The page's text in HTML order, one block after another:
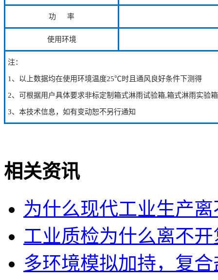
功 率
使用环境
注：
1、以上数据均在使用环境温度25℃时且通风良好条件下测得
2、可根据用户具体要求非标定制箱式淋雨试验箱,箱式淋雨实验
3、本技术信息，如有变动恕不另行通知
相关资讯
为什么现代工业生产
工业质检为什么离不
多环境模拟加持，复